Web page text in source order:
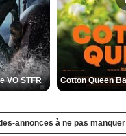
VO STFR
annonces à ne pas manquer